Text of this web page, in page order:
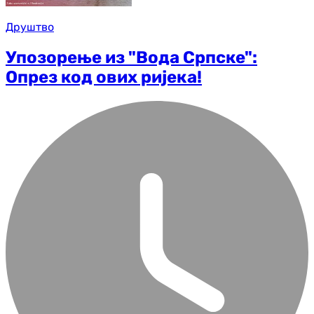
Друштво
Упозорење из "Вода Српске":
Опрез код ових ријека!